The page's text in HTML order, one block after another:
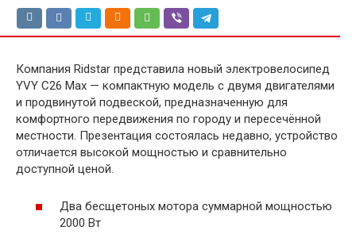
Компания Ridstar представила новый электровелосипед
YVY C26 Max — компактную модель с двумя двигателями
и продвинутой подвеской, предназначенную для
комфортного передвижения по городу и пересечённой
местности. Презентация состоялась недавно, устройство
отличается высокой мощностью и сравнительно
доступной ценой.
Два бесщетоных мотора суммарной мощностью
2000 Вт